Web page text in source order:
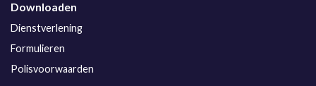
Downloaden
Dienstverlening
Formulieren
Polisvoorwaarden